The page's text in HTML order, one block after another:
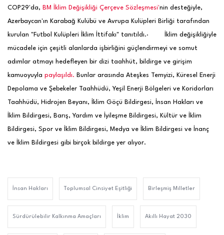
COP29'da, BM İklim Değişikliği Çerçeve Sözleşmesi'nin desteğiyle,
Azerbaycan'ın Karabağ Kulübü ve Avrupa Kulüpleri Birliği tarafından
kurulan "Futbol Kulüpleri İklim İttifakı" tanıtıldı.· İklim değişikliğiyle
mücadele için çeşitli alanlarda işbirliğini güçlendirmeyi ve somut
adımlar atmayı hedefleyen bir dizi taahhüt, bildirge ve girişim
kamuoyuyla paylaşıldı. Bunlar arasında Ateşkes Temyizi, Küresel Enerji
Depolama ve Şebekeler Taahhüdü, Yeşil Enerji Bölgeleri ve Koridorları
Taahhüdü, Hidrojen Beyanı, İklim Göçü Bildirgesi, İnsan Hakları ve
İklim Bildirgesi, Barış, Yardım ve İyileşme Bildirgesi, Kültür ve İklim
Bildirgesi, Spor ve İklim Bildirgesi, Medya ve İklim Bildirgesi ve İnanç
ve İklim Bildirgesi gibi birçok bildirge yer alıyor.
İnsan Hakları Toplumsal Cinsiyet Eşitliği Birleşmiş Milletler
Sürdürülebilir Kalkınma Amaçları İklim Akıllı Hayat 2030